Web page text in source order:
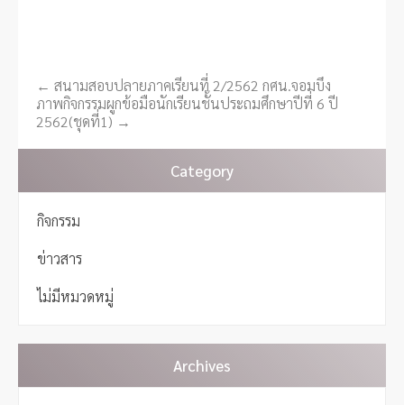
P
o
s
t
v
g
a
n
← สนามสอบปลายภาคเรียนที่ 2/2562 กศน.จอมบึง
ภาพกิจกรรมผูกข้อมือนักเรียนชั้นประถมศึกษาปีที่ 6 ปี
2562(ชุดที่1) →
Category
กิจกรรม
ข่าวสาร
ไม่มีหมวดหมู่
Archives